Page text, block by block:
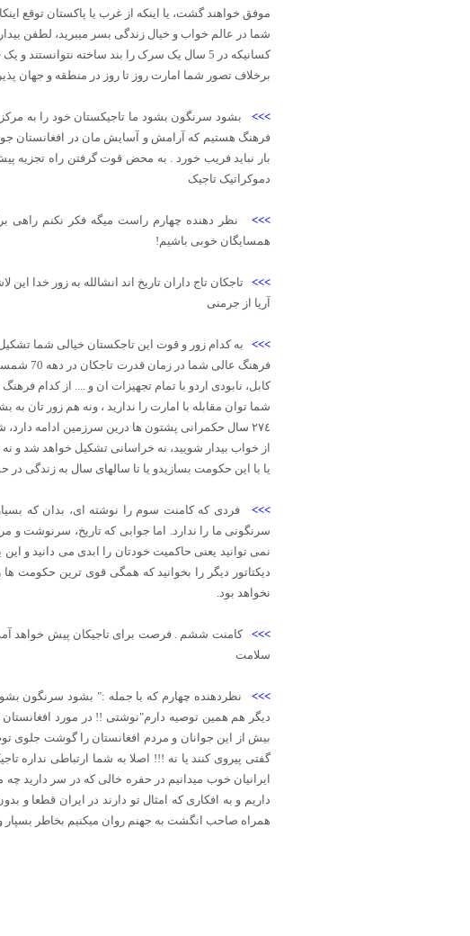
موفق خواهند گشت، یا اینکه از غرب یا پاکستان توقع
شما در عالم خواب و خیال زندگی بسر میبرید، لطفن
کسانیکه در 5 سال یک سرک را بند ساخته نتوانستند و یک قریه کوچک را برای چند ساعت تصرف کرده نتوانستند، در سال های بعدی هم ناتوان خواهد ماند !
برخلاف تصور شما امارت روز تا روز در منطقه و جهان
>>> بشود سرنگون بشود ما تاجیکستان خود را به
فرهنگ هستیم که آرامش و آسایش مان در افغانستان
بار نباید فریب خورد . به محض قوت گرفتن راه تجزیه
دموکراتیک تاجیک
>>> نظر دهنده چهارم راست میگه فکر نکنم راهی
همسایگان خوبی باشیم!
>>> تاجکان تاج داران تاریخ اند انشالله به زور خدا
آریا از جرمنی
>>> به کدام زور و قوت این تاجکستان خیالی شما
کابل، نابودی اردو با تمام تجهیزات ان و .... از کدام
شما توان مقابله با امارت را ندارید ، ونه هم زور تان
٢٧٤ سال حکمرانی پشتون ها درین سرزمین ادامه دارد، شما چه عکس العمل عملی از خود نشان دادید ؟
از خواب بیدار شویید، نه خراسانی تشکیل خواهد شد و
یا با این حکومت بسازیدو یا تا سالهای سال به زندگی
>>>فردی که کامنت سوم را نوشته ای، بدان که
نمی توانید یعنی حاکمیت خودتان را ابدی می دانید و
دیکتاتور دیگر را بخوانید که همگی قوی ترین حکومت ها
نخواهد بود.
>>>کامنت ششم . فرصت برای تاجیکان پیش خواهد آمد
سلامت
>>> نظردهنده چهارم که با جمله :" بشود سرنگون
دیگر هم همین توصیه دارم"نوشتی !! در مورد
بیش از این جوانان و مردم افغانستان را گوشت جلوی
گفتی پیروی کنند یا نه !!! اصلا به شما ارتباطی نداره
ایرانیان خوب میدانیم در حفره خالی که در سر دارید
داریم و به افکاری که امثال تو دارند در ایران قطعا
همراه صاحب انگشت به جهنم روان میکنیم بخاطر